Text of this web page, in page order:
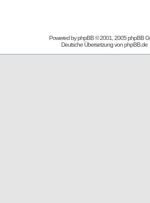
Powered byphpBB© 2001, 2005 phpBB
Deutsche Übersetzung vonphpBB.de